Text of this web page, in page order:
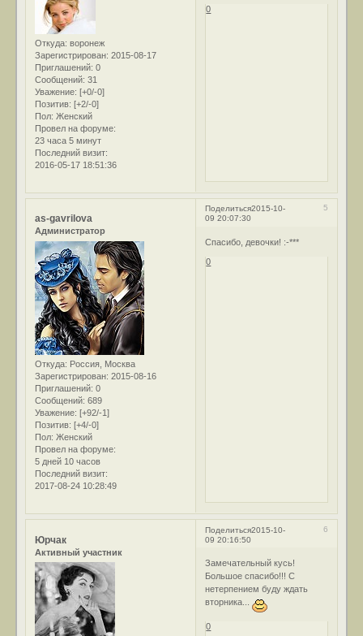
Откуда: воронеж
Зарегистрирован: 2015-08-17
Приглашений: 0
Сообщений: 31
Уважение: [+0/-0]
Позитив: [+2/-0]
Пол: Женский
Провел на форуме:
23 часа 5 минут
Последний визит:
2016-05-17 18:51:36
0
Поделиться 5
2015-10-
09 20:07:30
as-gavrilova
Администратор
Откуда: Россия, Москва
Зарегистрирован: 2015-08-16
Приглашений: 0
Сообщений: 689
Уважение: [+92/-1]
Позитив: [+4/-0]
Пол: Женский
Провел на форуме:
5 дней 10 часов
Последний визит:
2017-08-24 10:28:49
Спасибо, девочки! :-***
0
Поделиться 6
2015-10-
09 20:16:50
Юрчак
Активный участник
Замечательный кусь!
Большое спасибо!!! С
нетерпением буду ждать
вторника...
0